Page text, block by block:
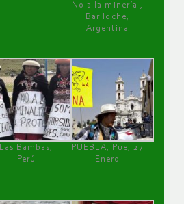
No a la minería ,
Bariloche,
Argentina
Las Bambas,
Perú
PUEBLA, Pue, 27
Enero